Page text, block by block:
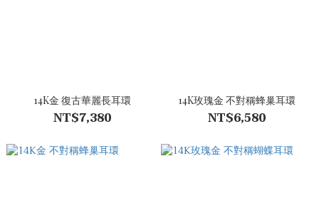
14K金 復古華麗長耳環
NT$7,380
14K玫瑰金 不對稱蜂巢耳環
NT$6,580